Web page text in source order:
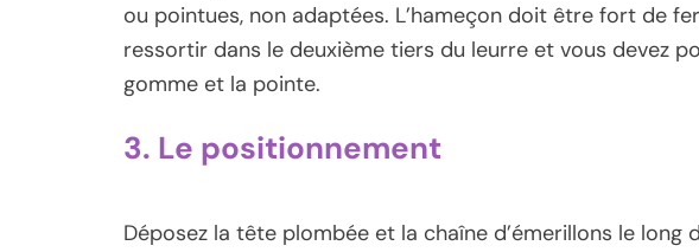
ou pointues, non adaptées. L’hameçon doit être fort de
ressortir dans le deuxième tiers du leurre et vous devez
gomme et la pointe.
3. Le positionnement
Déposez la tête plombée et la chaîne d’émerillons le long